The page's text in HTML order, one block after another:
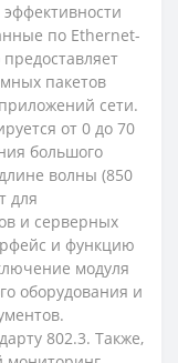
по Ethernet-
пакетов
сети.
от 0 до 70
большого
волны (850
для
и серверных
и функцию
модуля
оборудования и
802.3. Также,